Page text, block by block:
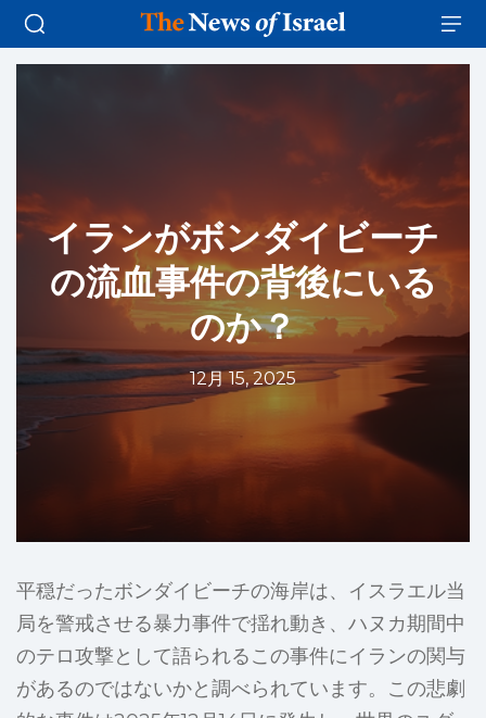
イランがボンダイビーチ
の流血事件の背後にいる
のか？
12月 15, 2025
平穏だったボンダイビーチの海岸は、イスラエル当
局を警戒させる暴力事件で揺れ動き、ハヌカ期間中
のテロ攻撃として語られるこの事件にイランの関与
があるのではないかと調べられています。この悲劇